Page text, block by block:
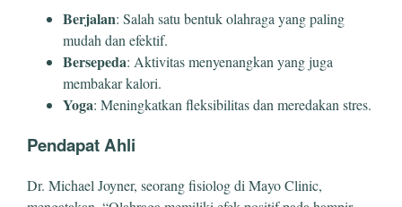
Berjalan: Salah satu bentuk olahraga yang paling
mudah dan efektif.
Bersepeda: Aktivitas menyenangkan yang juga
membakar kalori.
Yoga: Meningkatkan fleksibilitas dan meredakan stres.
Pendapat Ahli
Dr. Michael Joyner, seorang fisiolog di Mayo Clinic,